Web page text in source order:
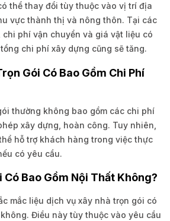
thể thay đổi tùy thuộc vào vị trí địa
vực thành thị và nông thôn. Tại các
phí vận chuyển và giá vật liệu có
chi phí xây dựng cũng sẽ tăng.
Gói Có Bao Gồm Chi Phí
thường không bao gồm các chi phí
xây dựng, hoàn công. Tuy nhiên,
hỗ trợ khách hàng trong việc thực
có yêu cầu.
Có Bao Gồm Nội Thất Không?
mắc liệu dịch vụ xây nhà trọn gói có
Điều này tùy thuộc vào yêu cầu